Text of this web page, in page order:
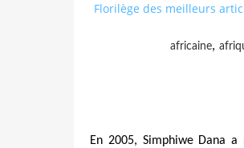
Florilège des meilleurs
africaine,
En 2005, Simphiwe Dana